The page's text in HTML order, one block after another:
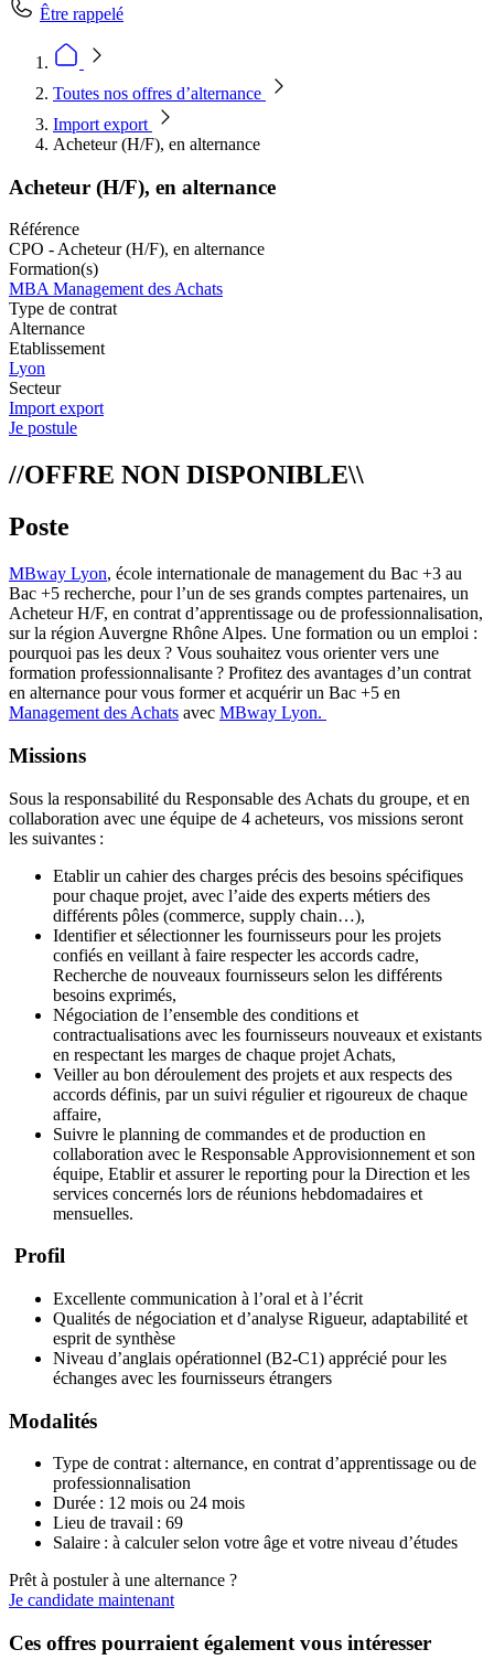
Être rappelé
Toutes nos offres d’alternance
Import export
Acheteur (H/F), en alternance
Acheteur (H/F), en alternance
Référence
CPO - Acheteur (H/F), en alternance
Formation(s)
MBA Management des Achats
Type de contrat
Alternance
Etablissement
Lyon
Secteur
Import export
Je postule
//OFFRE NON DISPONIBLE\\
Poste
MBway Lyon, école internationale de management du Bac +3 au
Bac +5 recherche, pour l’un de ses grands comptes partenaires, un
Acheteur H/F, en contrat d’apprentissage ou de professionnalisation,
sur la région Auvergne Rhône Alpes. Une formation ou un emploi :
pourquoi pas les deux ? Vous souhaitez vous orienter vers une
formation professionnalisante ? Profitez des avantages d’un contrat
en alternance pour vous former et acquérir un Bac +5 en
Management des Achats avec MBway Lyon.
Missions
Sous la responsabilité du Responsable des Achats du groupe, et en
collaboration avec une équipe de 4 acheteurs, vos missions seront
les suivantes :
Etablir un cahier des charges précis des besoins spécifiques
pour chaque projet, avec l’aide des experts métiers des
différents pôles (commerce, supply chain…),
Identifier et sélectionner les fournisseurs pour les projets
confiés en veillant à faire respecter les accords cadre,
Recherche de nouveaux fournisseurs selon les différents
besoins exprimés,
Négociation de l’ensemble des conditions et
contractualisations avec les fournisseurs nouveaux et existants
en respectant les marges de chaque projet Achats,
Veiller au bon déroulement des projets et aux respects des
accords définis, par un suivi régulier et rigoureux de chaque
affaire,
Suivre le planning de commandes et de production en
collaboration avec le Responsable Approvisionnement et son
équipe, Etablir et assurer le reporting pour la Direction et les
services concernés lors de réunions hebdomadaires et
mensuelles.
Profil
Excellente communication à l’oral et à l’écrit
Qualités de négociation et d’analyse Rigueur, adaptabilité et
esprit de synthèse
Niveau d’anglais opérationnel (B2-C1) apprécié pour les
échanges avec les fournisseurs étrangers
Modalités
Type de contrat : alternance, en contrat d’apprentissage ou de
professionnalisation
Durée : 12 mois ou 24 mois
Lieu de travail : 69
Salaire : à calculer selon votre âge et votre niveau d’études
Prêt à postuler à une alternance ?
Je candidate maintenant
Ces offres pourraient également vous intéresser